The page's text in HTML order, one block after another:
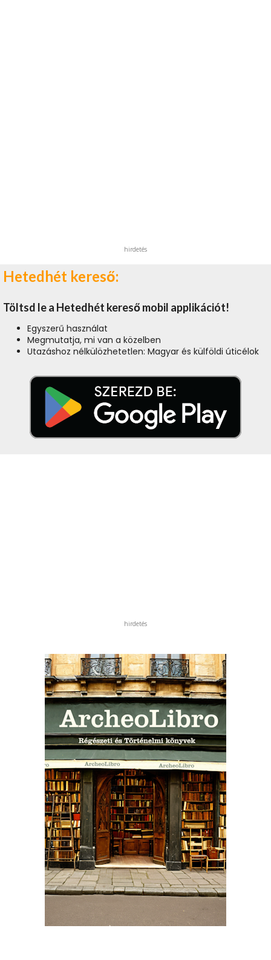
hirdetés
Hetedhét kereső:
Töltsd le a Hetedhét kereső mobil applikációt!
Egyszerű használat
Megmutatja, mi van a közelben
Utazáshoz nélkülözhetetlen: Magyar és külföldi úticélok
hirdetés